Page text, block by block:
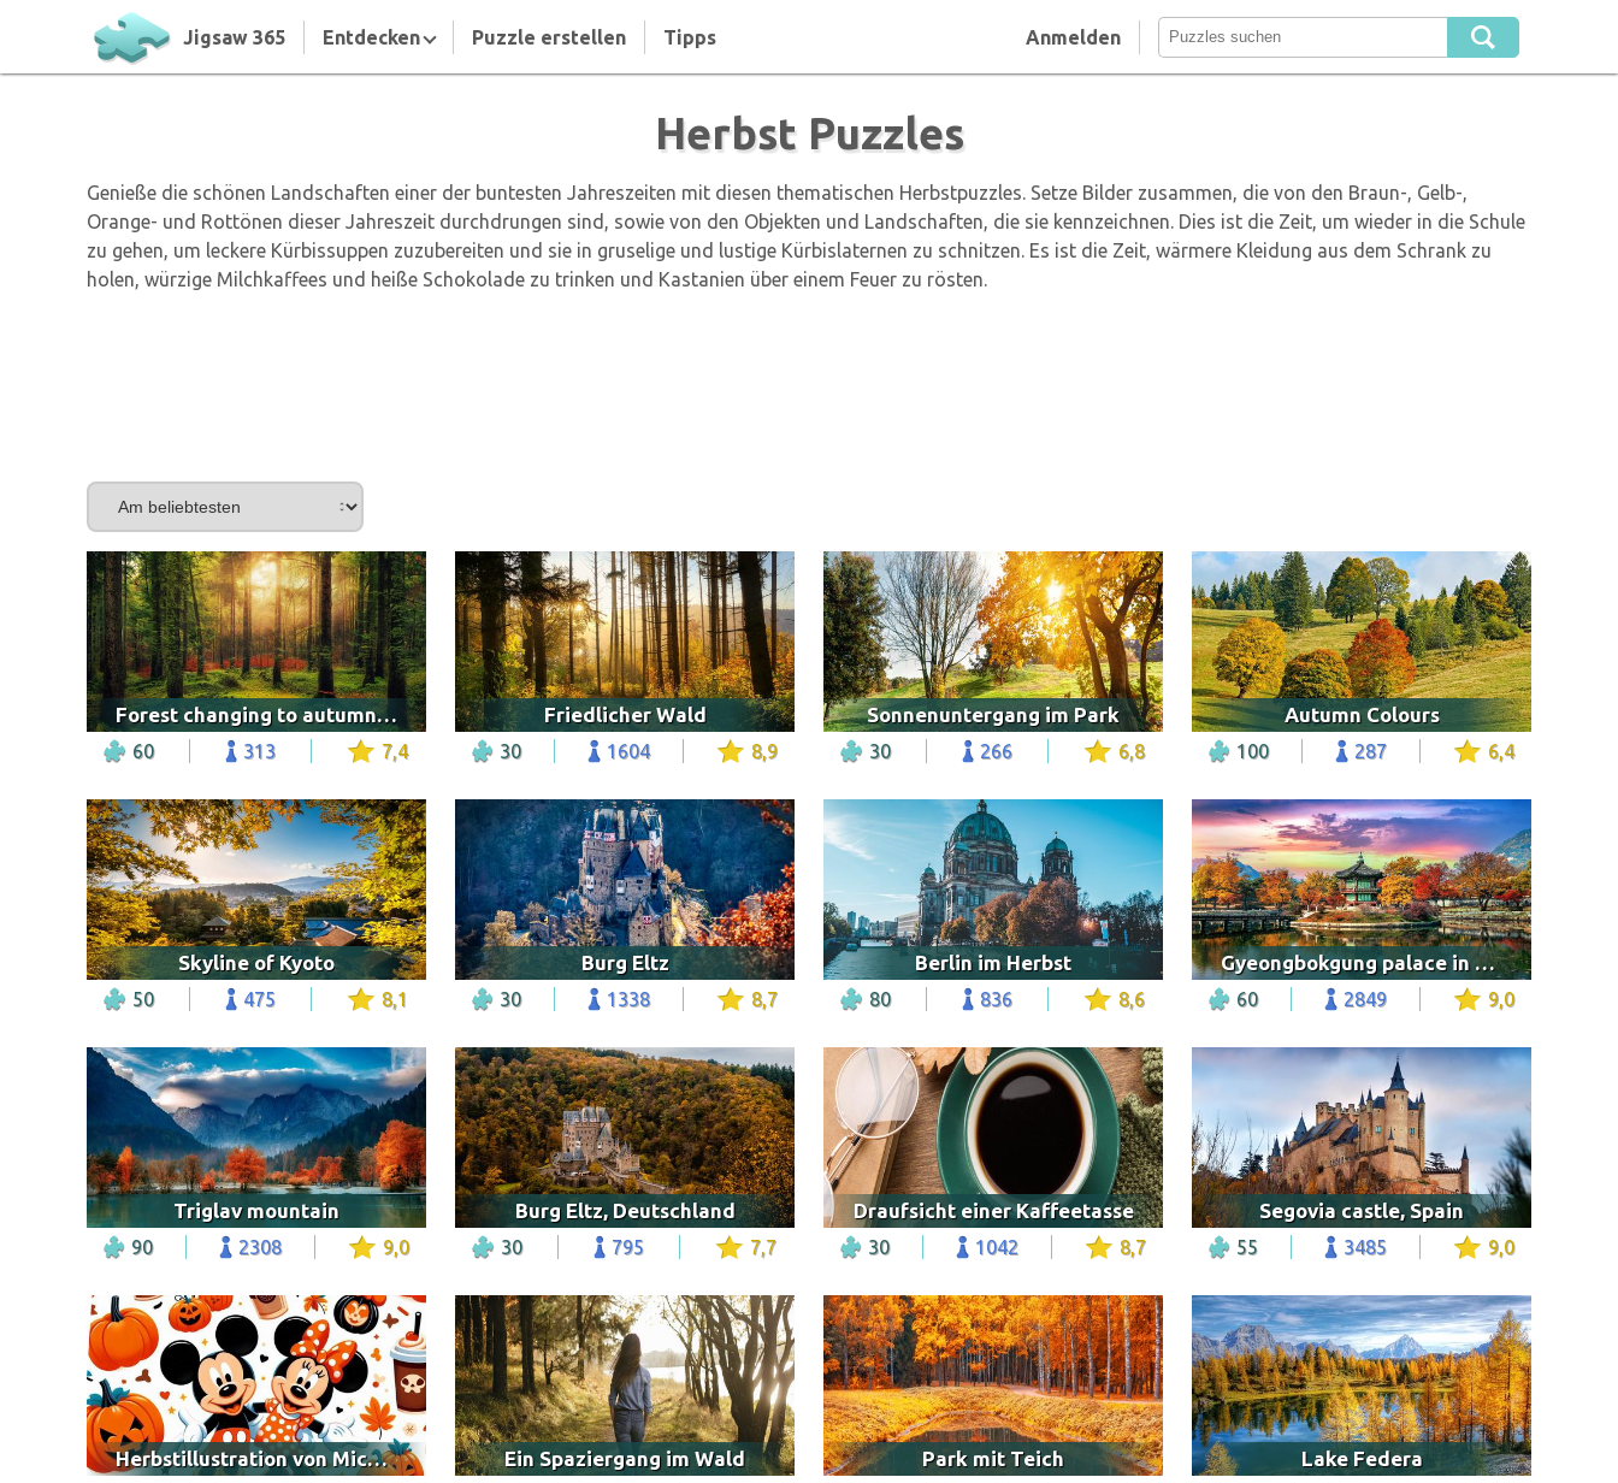
Jigsaw 365 Entdecken Puzzle erstellen Tipps Anmelden
Herbst Puzzles
Genieße die schönen Landschaften einer der buntesten Jahreszeiten mit diesen thematischen Herbstpuzzles. Setze Bilder zusammen, die von den Braun-, Gelb-,
Orange- und Rottönen dieser Jahreszeit durchdrungen sind, sowie von den Objekten und Landschaften, die sie kennzeichnen. Dies ist die Zeit, um wieder in die Schule
zu gehen, um leckere Kürbissuppen zuzubereiten und sie in gruselige und lustige Kürbislaternen zu schnitzen. Es ist die Zeit, wärmere Kleidung aus dem Schrank zu
holen, würzige Milchkaffees und heiße Schokolade zu trinken und Kastanien über einem Feuer zu rösten.
Forest changing to autumn leaves
60 313 7,4
Friedlicher Wald
30 1604 8,9
Sonnenuntergang im Park
30 266 6,8
Autumn Colours
100 287 6,4
Skyline of Kyoto
50 475 8,1
Burg Eltz
30 1338 8,7
Berlin im Herbst
80 836 8,6
Gyeongbokgung palace in autumn
60 2849 9,0
Triglav mountain
90 2308 9,0
Burg Eltz, Deutschland
30 795 7,7
Draufsicht einer Kaffeetasse
30 1042 8,7
Segovia castle, Spain
55 3485 9,0
Herbstillustration von Mickey und Minnie Ein Spaziergang im Wald Park mit Teich Lake Federa